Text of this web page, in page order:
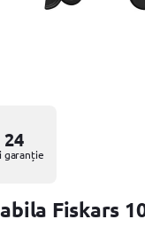
24
garanție
Fiskars